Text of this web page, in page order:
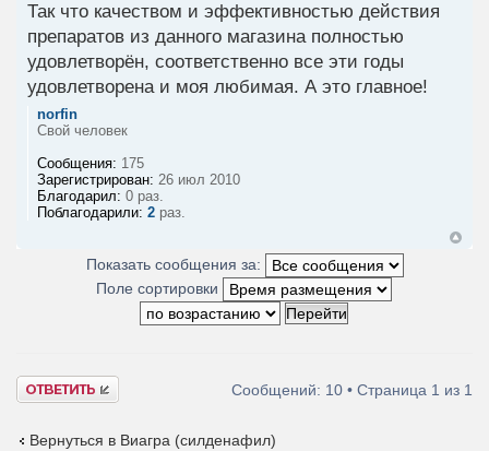
Так что качеством и эффективностью действия
препаратов из данного магазина полностью
удовлетворён, соответственно все эти годы
удовлетворена и моя любимая. А это главное!
norfin
Свой человек
Сообщения: 175
Зарегистрирован: 26 июл 2010
Благодарил: 0 раз.
Поблагодарили: 2 раз.
Показать сообщения за:
Поле сортировки
Ответить Сообщений: 10 • Страница 1 из 1
Вернуться в Виагра (силденафил)